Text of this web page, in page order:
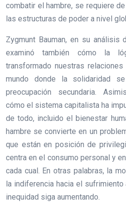
combatir el hambre, se requiere
las estructuras de poder a nivel
Zygmunt Bauman, en su análisis
examinó también cómo la
transformado nuestras
mundo donde la solidaridad
preocupación secundaria.
cómo el sistema capitalista ha
de todo, incluido el bienestar
hambre se convierte en un
que están en posición de
centra en el consumo personal y
cada cual. En otras palabras, la
la indiferencia hacia el
inequidad siga aumentando.